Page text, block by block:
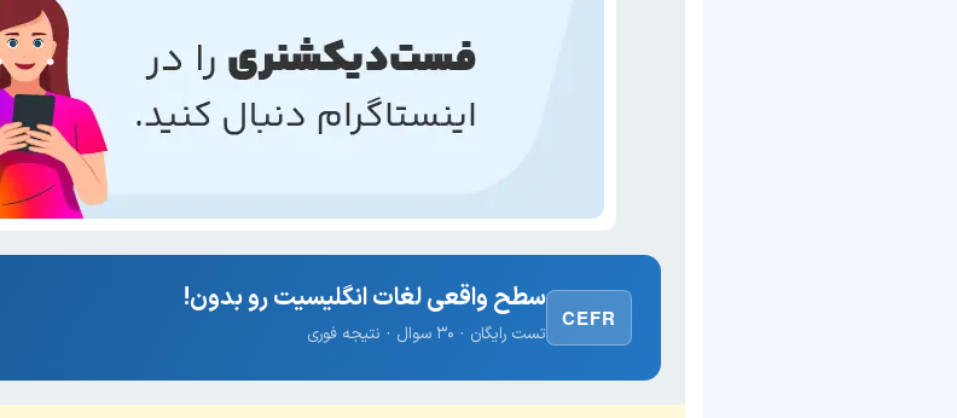
CEFR
سطح واقعی لغات انگلیسیت رو بدون!
تست رایگان · ۳۰ سوال · نتیجه فوری